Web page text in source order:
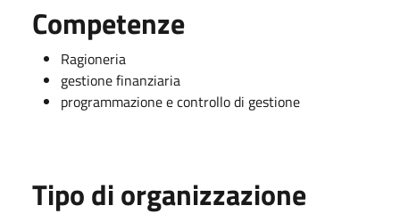
Competenze
Ragioneria
gestione finanziaria
programmazione e controllo di gestione
Tipo di organizzazione